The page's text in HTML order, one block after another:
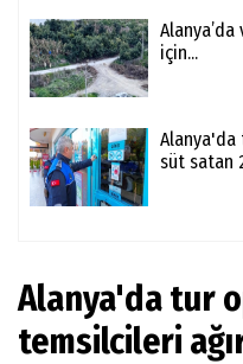
için...
Alanya'da
süt satan
Alanya'da tur
temsilcileri